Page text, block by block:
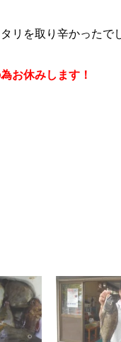
リを取り辛かったで
お休みします！